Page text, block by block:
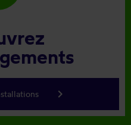
keyboard_arrow_right